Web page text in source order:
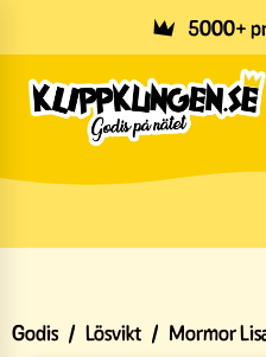
5000+
Godis / Lösvikt / Mormor